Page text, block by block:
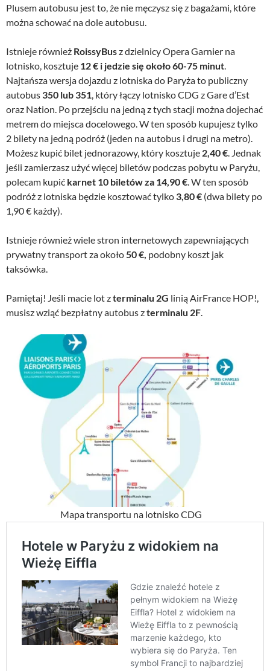
Plusem autobusu jest to, że nie męczysz się z bagażami, które
można schować na dole autobusu.
Istnieje również RoissyBusz dzielnicy Opera Garnier na
lotnisko, kosztuje 12 € i jedzie się około 60-75 minut
Najtańsza wersja dojazdu z lotniska do Paryża to publiczny
autobus 350 lub 351 , który łączy lotnisko CDG z Gare d’Est
oraz Nation. Po przejściu na jedną z tych stacji można dojechać
metrem do miejsca docelowego. W ten sposób kupujesz tylko
2 bilety na jedną podróż (jeden na autobus i drugi na metro).
Możesz kupić bilet jednorazowy, który kosztuje 2,40 € . Jednak
jeśli zamierzasz użyć więcej biletów podczas pobytu w Paryżu,
polecam kupić karnet 10 biletów za 14,90 € . W ten sposób
podróż z lotniska będzie kosztować tylko 3,80 € (dwa bilety po
1,90 € każdy).
Istnieje również wiele stron internetowych zapewniających
prywatny transport za około 50 €, podobny koszt jak
taksówka.
Pamiętaj! Jeśli macie lot zterminalu 2G linią AirFrance HOP!,
musisz wziąć bezpłatny autobus zterminalu 2F
Mapa transportu na lotnisko CDG